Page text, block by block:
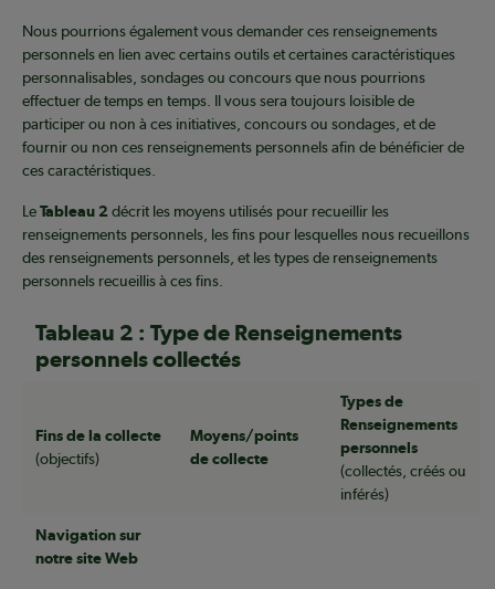
Nous pourrions également vous demander ces renseignements
personnels en lien avec certains outils et certaines caractéristiques
personnalisables, sondages ou concours que nous pourrions
effectuer de temps en temps. Il vous sera toujours loisible de
participer ou non à ces initiatives, concours ou sondages, et de
fournir ou non ces renseignements personnels afin de bénéficier de
ces caractéristiques.
LeTableau 2 décrit les moyens utilisés pour recueillir les
renseignements personnels, les fins pour lesquelles nous recueillons
des renseignements personnels, et les types de renseignements
personnels recueillis à ces fins.
Tableau 2 : Type de Renseignements
personnels collectés
Fins de la collecte
(objectifs)
Moyens/points
de collecte
Types de
Renseignements
personnels
(collectés, créés ou
inférés)
Navigation sur
notre site Web